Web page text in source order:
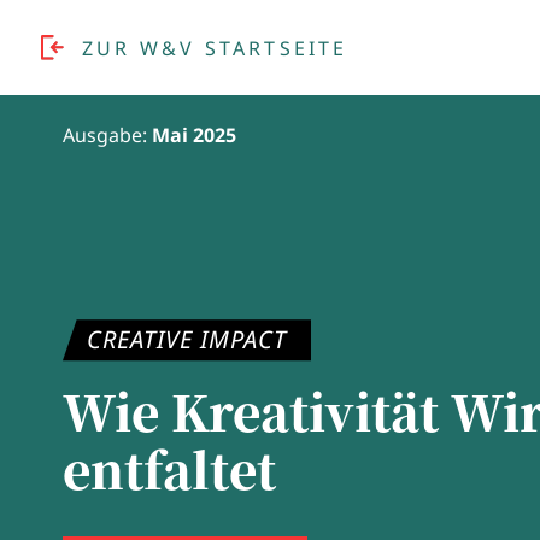
ZUR W&V STARTSEITE
Ausgabe: Mai 2025
CREATIVE IMPACT
Wie Kreativität
entfaltet